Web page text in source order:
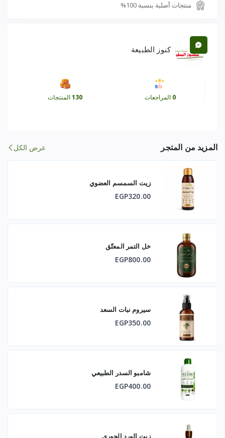
Formic acid ينشط الدورة الدموية ويحفز نمو الشعر
Flavonoids مضادات أكسدة قوية تحافظ على صحة الخلايا
يساعد على تنشيط الدورة الدموية في فروة الرأس
يعيد اللمعان والحيوية للشعر الباهت
ينظف فروة الرأس بلطف دون أن يسبب جفافًا
للبشرة
يساعد على تنقية البشرة من الشوائب
يدعم التوازن الدهني للبشرة ويقلل الإفرازات الزائدة
يُستخدم كتونر طبيعي للبشرة الدهنية أو المختلطة
طريقة الاستخدام
يُستخدم مباشرة كرذاذ على فروة الرأس أو البشرة
يمكن إضافته إلى أقنعة الشعر والبشرة الطبيعية
ملاحظات الجودة
منتجات أصلية بنسبة 100%
كنوز الطبيعة
0 المراجعات 130المنتجات
المزيد من المتجر عرض الكل
زيت السمسم العضوي
EGP320.00
خل التمر المعتّق
EGP800.00
سيروم نبات السعد
EGP350.00
شامبو السدر الطبيعي
EGP400.00
زيت الورد الجوري